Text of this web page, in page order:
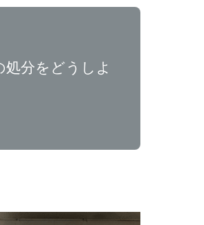
分をどうしよ